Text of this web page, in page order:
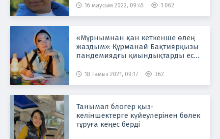
16 маусым 2022, 09:45 1 062
«Мұрнымнан қан кеткенше өлең
жаздым»: Құрманай Бақтиярқызы
пандемиядғы қиындықтарды еске
18 тамыз 2021, 09:17 362
Танымал блогер қыз-
келіншектерге күйеулерінен бөлек
тұруға кеңес берді